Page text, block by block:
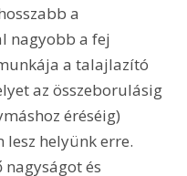
a
nagyobb a fej
a talajlazító
az összeborulásig
éréséig)
lesz helyünk erre.
és